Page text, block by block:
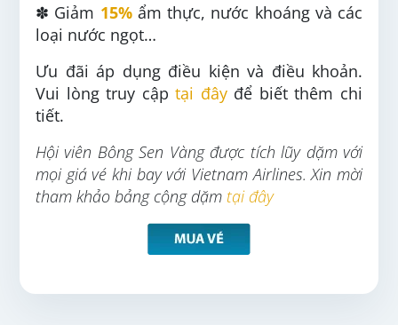
✽ Giảm 15%ẩm thực, nước khoáng và các
loại nước ngọt…
Ưu đãi áp dụng điều kiện và điều khoản.
Vui lòng truy cậptại đâyđể biết thêm chi
tiết.
Hội viên Bông Sen Vàng được tích lũy dặm với
mọi giá vé khi bay với Vietnam Airlines. Xin mời
tham khảo bảng cộng dặm tại đây